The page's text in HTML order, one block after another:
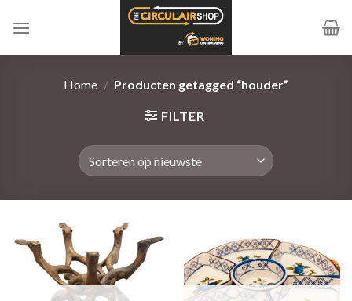
naar
Home / Producten getagged “houder”
FILTER